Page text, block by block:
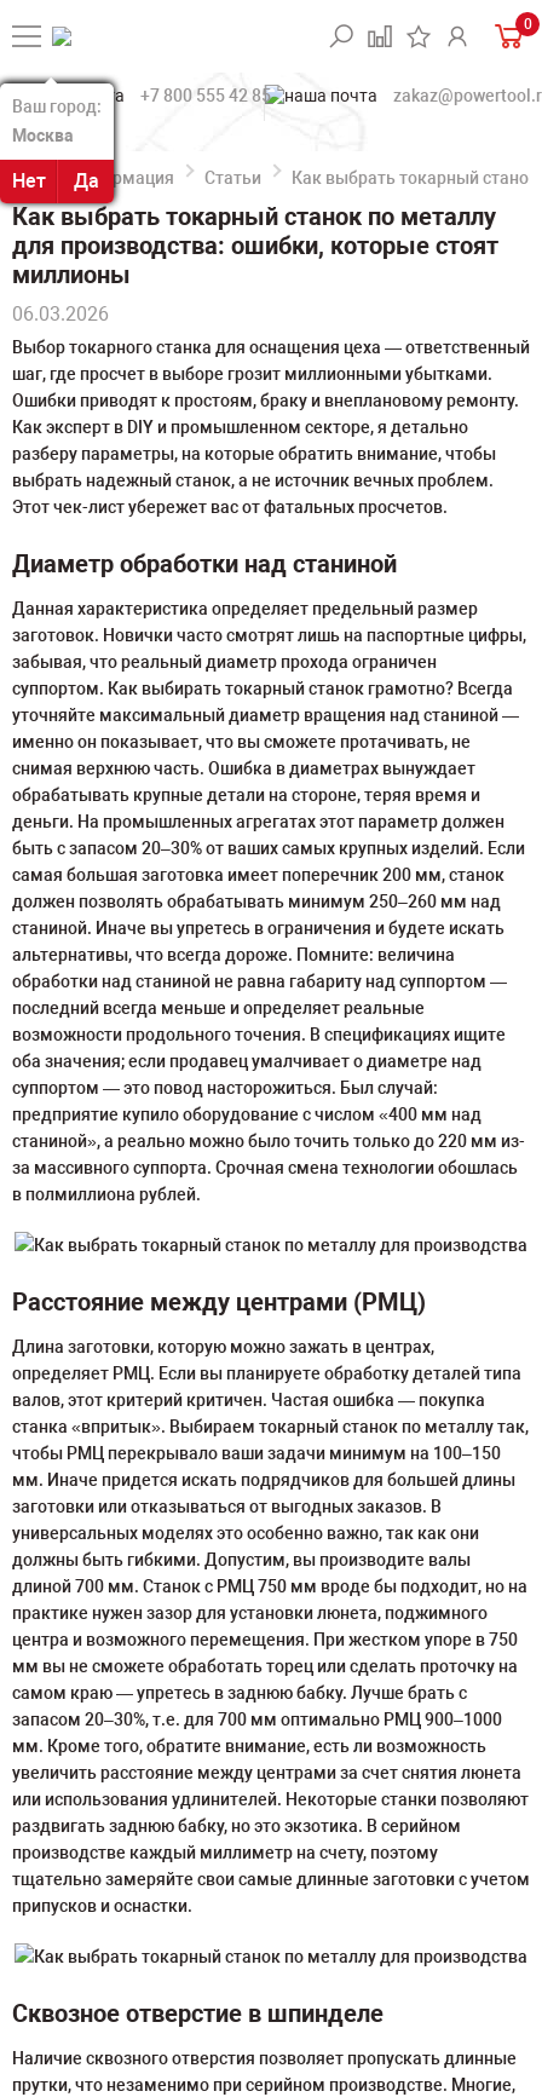
Ваш город:
Москва
Нет Да
Ваш город:
Москва
Нет Да
0
+7 800 555 42 85
Информация Статьи Как выбрать токарный
Как выбрать токарный станок по металлу
для производства: ошибки, которые стоят
миллионы
06.03.2026
Выбор токарного станка для оснащения цеха — ответственный
шаг, где просчет в выборе грозит миллионными убытками.
Ошибки приводят к простоям, браку и внеплановому ремонту.
Как эксперт в DIY и промышленном секторе, я детально
разберу параметры, на которые обратить внимание, чтобы
выбрать надежный станок, а не источник вечных проблем.
Этот чек-лист убережет вас от фатальных просчетов.
Диаметр обработки над станиной
Данная характеристика определяет предельный размер
заготовок. Новички часто смотрят лишь на паспортные цифры,
забывая, что реальный диаметр прохода ограничен
суппортом. Как выбирать токарный станок грамотно? Всегда
уточняйте максимальный диаметр вращения над станиной —
именно он показывает, что вы сможете протачивать, не
снимая верхнюю часть. Ошибка в диаметрах вынуждает
обрабатывать крупные детали на стороне, теряя время и
деньги. На промышленных агрегатах этот параметр должен
быть с запасом 20–30% от ваших самых крупных изделий. Если
самая большая заготовка имеет поперечник 200 мм, станок
должен позволять обрабатывать минимум 250–260 мм над
станиной. Иначе вы упретесь в ограничения и будете искать
альтернативы, что всегда дороже. Помните: величина
обработки над станиной не равна габариту над суппортом —
последний всегда меньше и определяет реальные
возможности продольного точения. В спецификациях ищите
оба значения; если продавец умалчивает о диаметре над
суппортом — это повод насторожиться. Был случай:
предприятие купило оборудование с числом «400 мм над
станиной», а реально можно было точить только до 220 мм из-
за массивного суппорта. Срочная смена технологии обошлась
в полмиллиона рублей.
Расстояние между центрами (РМЦ)
Длина заготовки, которую можно зажать в центрах,
определяет РМЦ. Если вы планируете обработку деталей типа
валов, этот критерий критичен. Частая ошибка — покупка
станка «впритык». Выбираем токарный станок по металлу так,
чтобы РМЦ перекрывало ваши задачи минимум на 100–150
мм. Иначе придется искать подрядчиков для большей длины
заготовки или отказываться от выгодных заказов. В
универсальных моделях это особенно важно, так как они
должны быть гибкими. Допустим, вы производите валы
длиной 700 мм. Станок с РМЦ 750 мм вроде бы подходит, но на
практике нужен зазор для установки люнета, поджимного
центра и возможного перемещения. При жестком упоре в 750
мм вы не сможете обработать торец или сделать проточку на
самом краю — упретесь в заднюю бабку. Лучше брать с
запасом 20–30%, т.е. для 700 мм оптимально РМЦ 900–1000
мм. Кроме того, обратите внимание, есть ли возможность
увеличить расстояние между центрами за счет снятия люнета
или использования удлинителей. Некоторые станки позволяют
раздвигать заднюю бабку, но это экзотика. В серийном
производстве каждый миллиметр на счету, поэтому
тщательно замеряйте свои самые длинные заготовки с учетом
припусков и оснастки.
Сквозное отверстие в шпинделе
Наличие сквозного отверстия позволяет пропускать длинные
прутки, что незаменимо при серийном производстве. Многие,